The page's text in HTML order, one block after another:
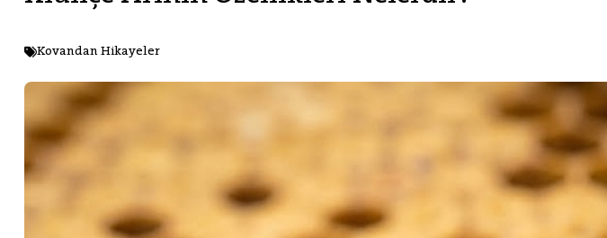
Kovandan Hikayeler